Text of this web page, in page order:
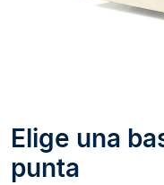
Elige una
punta